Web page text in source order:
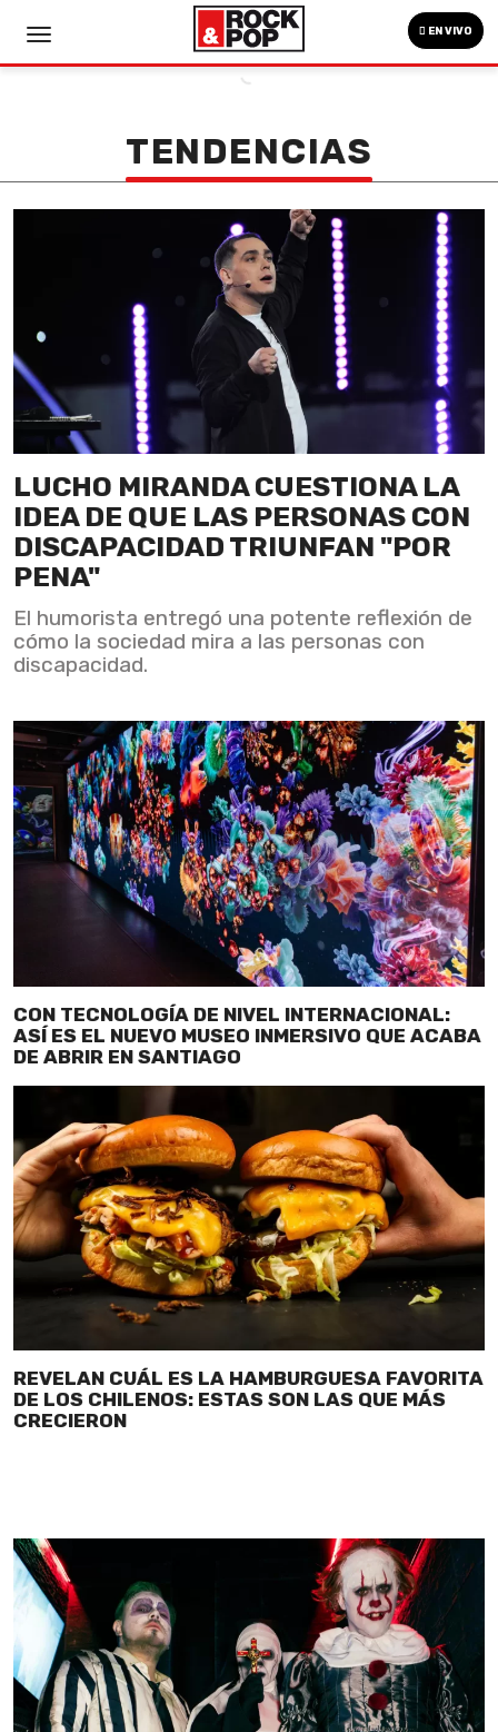
EN VIVO
TENDENCIAS
LUCHO MIRANDA CUESTIONA LA
IDEA DE QUE LAS PERSONAS CON
DISCAPACIDAD TRIUNFAN "POR
PENA"
El humorista entregó una potente reflexión de
cómo la sociedad mira a las personas con
discapacidad.
CON TECNOLOGÍA DE NIVEL INTERNACIONAL:
ASÍ ES EL NUEVO MUSEO INMERSIVO QUE ACABA
DE ABRIR EN SANTIAGO
REVELAN CUÁL ES LA HAMBURGUESA FAVORITA
DE LOS CHILENOS: ESTAS SON LAS QUE MÁS
CRECIERON